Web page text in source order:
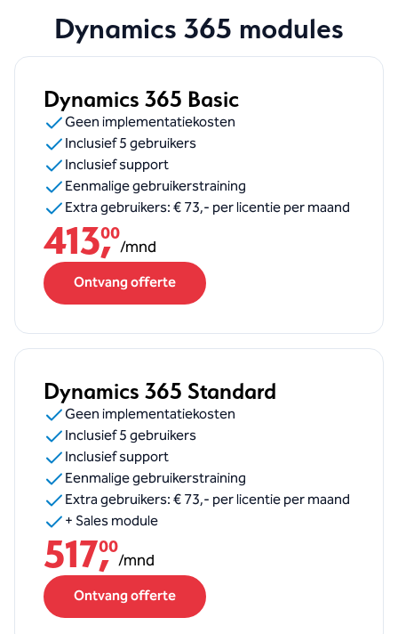
Dynamics 365 modules
Dynamics 365 Basic
Geen implementatiekosten
Inclusief 5 gebruikers
Inclusief support
Eenmalige gebruikerstraining
Extra gebruikers: € 73,- per licentie per maand
413,
00
/mnd
Ontvang offerte
Dynamics 365 Standard
Geen implementatiekosten
Inclusief 5 gebruikers
Inclusief support
Eenmalige gebruikerstraining
Extra gebruikers: € 73,- per licentie per maand
+ Sales module
517,
00
/mnd
Ontvang offerte